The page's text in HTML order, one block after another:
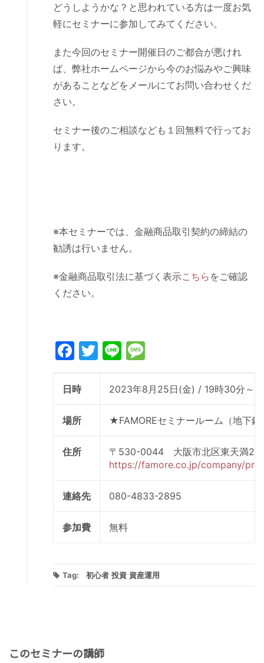
どうしようかな？と思われている方は一度お気
軽にセミナーに参加してみてください。
また今回のセミナー開催日のご都合が悪けれ
ば、弊社ホームページから今のお悩みやご興味
があることなどをメールにてお問い合わせくだ
さい。
セミナー後のご相談なども１回無料で行ってお
ります。
※本セミナーでは、金融商品取引契約の締結の
勧誘は行いません。
※金融商品取引法に基づく表示こちら をご確認
ください。
Facebook
Twitter
Line
日時 2023年8月25日(金) / 19時30分～
場所 ★FAMOREセミナールーム（地下
住所
〒530-0044 大阪市北区東天満2-
https://famore.co.jp/company/
連絡先 080-4833-2895
参加費 無料
Tag: 初心者 投資 資産運用
このセミナーの講師